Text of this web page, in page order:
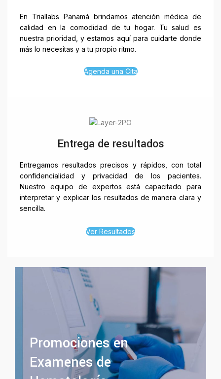
En Triallabs Panamá brindamos atención médica de
calidad en la comodidad de tu hogar. Tu salud es
nuestra prioridad, y estamos aquí para cuidarte donde
más lo necesitas y a tu propio ritmo.
Agenda una Cita
Entrega de resultados
Entregamos resultados precisos y rápidos, con total
confidencialidad y privacidad de los pacientes.
Nuestro equipo de expertos está capacitado para
interpretar y explicar los resultados de manera clara y
sencilla.
Ver Resultados
Promociones en
Examenes de